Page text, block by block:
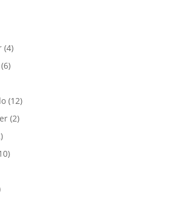
(4)
(12)
(2)